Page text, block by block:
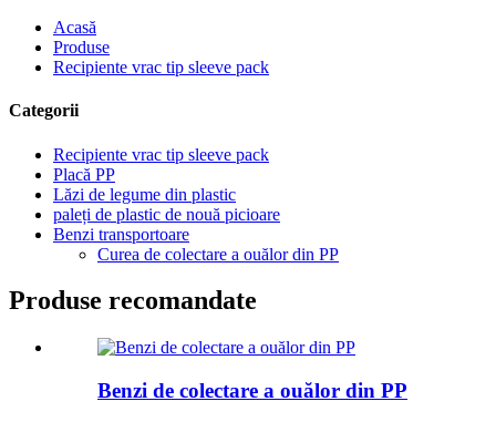
Acasă
Produse
Recipiente vrac tip sleeve pack
Categorii
Recipiente vrac tip sleeve pack
Placă PP
Lăzi de legume din plastic
paleți de plastic de nouă picioare
Benzi transportoare
Curea de colectare a ouălor din PP
Produse recomandate
Benzi de colectare a ouălor din PP